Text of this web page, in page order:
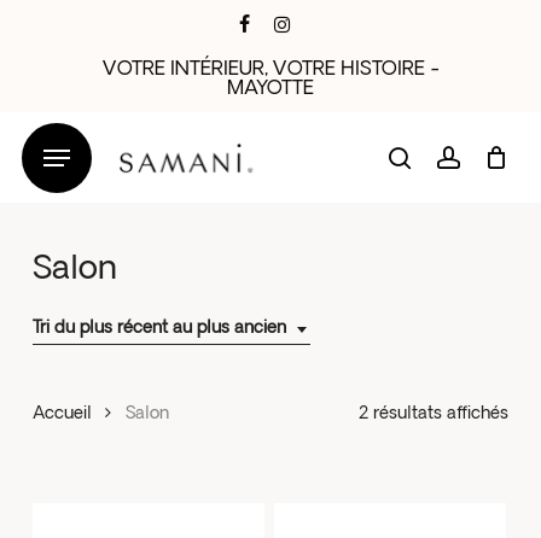
VOTRE INTÉRIEUR, VOTRE HISTOIRE -
MAYOTTE
searchaccount
Salon
Tri du plus récent au plus ancien
2 résultats affichésTrié
Accueil Salon